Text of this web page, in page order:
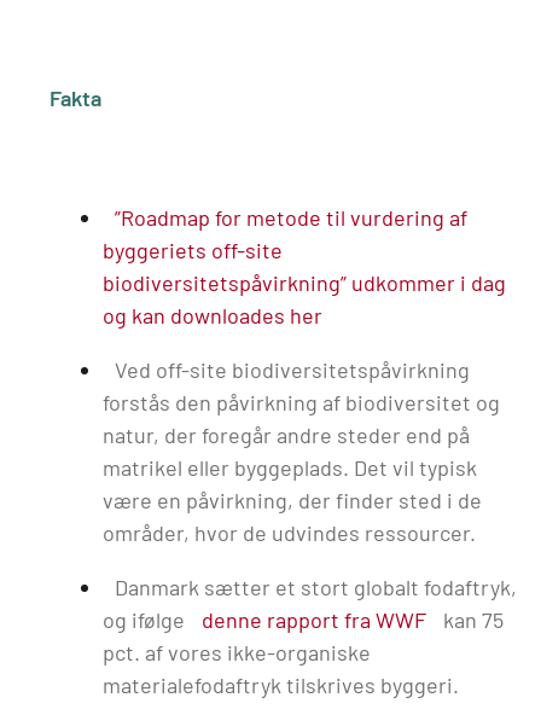
Fakta
”Roadmap for metode til vurdering af
byggeriets off-site
biodiversitetspåvirkning” udkommer i dag
og kan downloades her
Ved off-site biodiversitetspåvirkning
forstås den påvirkning af biodiversitet og
natur, der foregår andre steder end på
matrikel eller byggeplads. Det vil typisk
være en påvirkning, der finder sted i de
områder, hvor de udvindes ressourcer.
Danmark sætter et stort globalt fodaftryk,
og ifølge
denne rapport fra WWF
kan 75
pct. af vores ikke-organiske
materialefodaftryk tilskrives byggeri.